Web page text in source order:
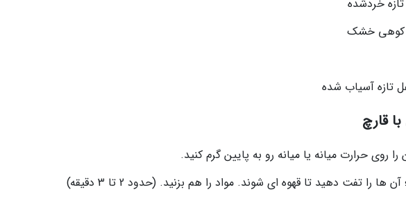
قارچ
روی حرارت میانه یا میانه رو به پایین گرم کنید.
ها را تفت دهید تا قهوه ای شوند. مواد را هم بزنید. (حدود 2 تا 3 دقیقه)